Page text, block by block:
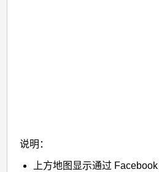
说明：
上方地图显示通过